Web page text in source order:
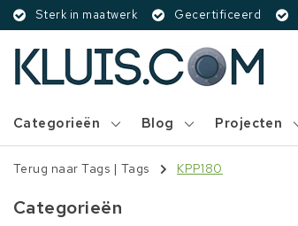
Sterk in maatwerk Gecertificeerd
Categorieën Blog Projecten
Terug naar Tags | Tags KPP180
Categorieën